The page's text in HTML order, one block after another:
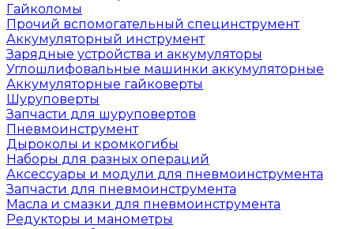
Гайколомы
Прочий вспомогательный специнструмент
Аккумуляторный инструмент
Зарядные устройства и аккумуляторы
Углошлифовальные машинки аккумуляторные
Аккумуляторные гайковерты
Шуруповерты
Запчасти для шуруповертов
Пневмоинструмент
Дыроколы и кромкогибы
Наборы для разных операций
Аксессуары и модули для пневмоинструмента
Запчасти для пневмоинструмента
Масла и смазки для пневмоинструмента
Редукторы и манометры